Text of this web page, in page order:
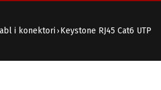
i konektori › Keystone RJ45 Cat6 UTP